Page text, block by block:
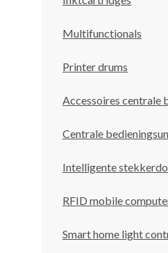
Multifunctionals
Printer drums
Accessoires centrale
Centrale
Intelligente
RFID mobile
Smart home light